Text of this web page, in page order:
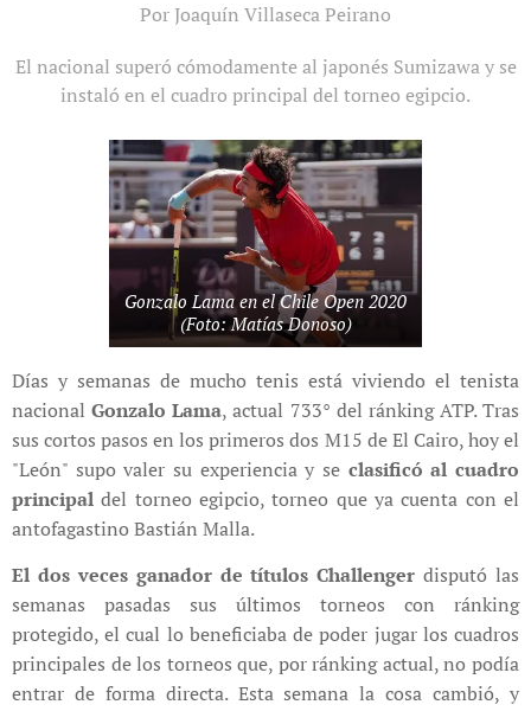
Por Joaquín Villaseca Peirano
El nacional superó cómodamente al japonés Sumizawa y se
instaló en el cuadro principal del torneo egipcio.
Gonzalo Lama en el Chile Open 2020
(Foto: Matías Donoso)
Días y semanas de mucho tenis está viviendo el tenista
nacionalGonzalo Lama, actual 733° del ránking ATP. Tras
sus cortos pasos en los primeros dos M15 de El Cairo, hoy el
"León" supo valer su experiencia y se clasificó al cuadro
principal del torneo egipcio, torneo que ya cuenta con el
antofagastino Bastián Malla.
El dos veces ganador de títulos Challenger disputó las
semanas pasadas sus últimos torneos con ránking
protegido, el cual lo beneficiaba de poder jugar los cuadros
principales de los torneos que, por ránking actual, no podía
entrar de forma directa. Esta semana la cosa cambió, y